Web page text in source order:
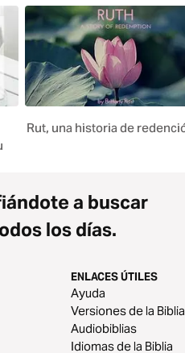
Rut, una historia de
a buscar
los días.
ENLACES ÚTILES
Ayuda
Versiones de la Biblia
Audiobiblias
Idiomas de la Biblia